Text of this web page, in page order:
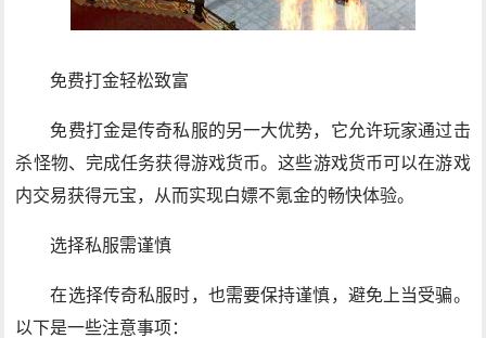
免费打金轻松致富
免费打金是传奇私服的另一大优势，它允许玩家通过击
杀怪物、完成任务获得游戏货币。这些游戏货币可以在游戏
内交易获得元宝，从而实现白嫖不氪金的畅快体验。
选择私服需谨慎
在选择传奇私服时，也需要保持谨慎，避免上当受骗。
以下是一些注意事项：